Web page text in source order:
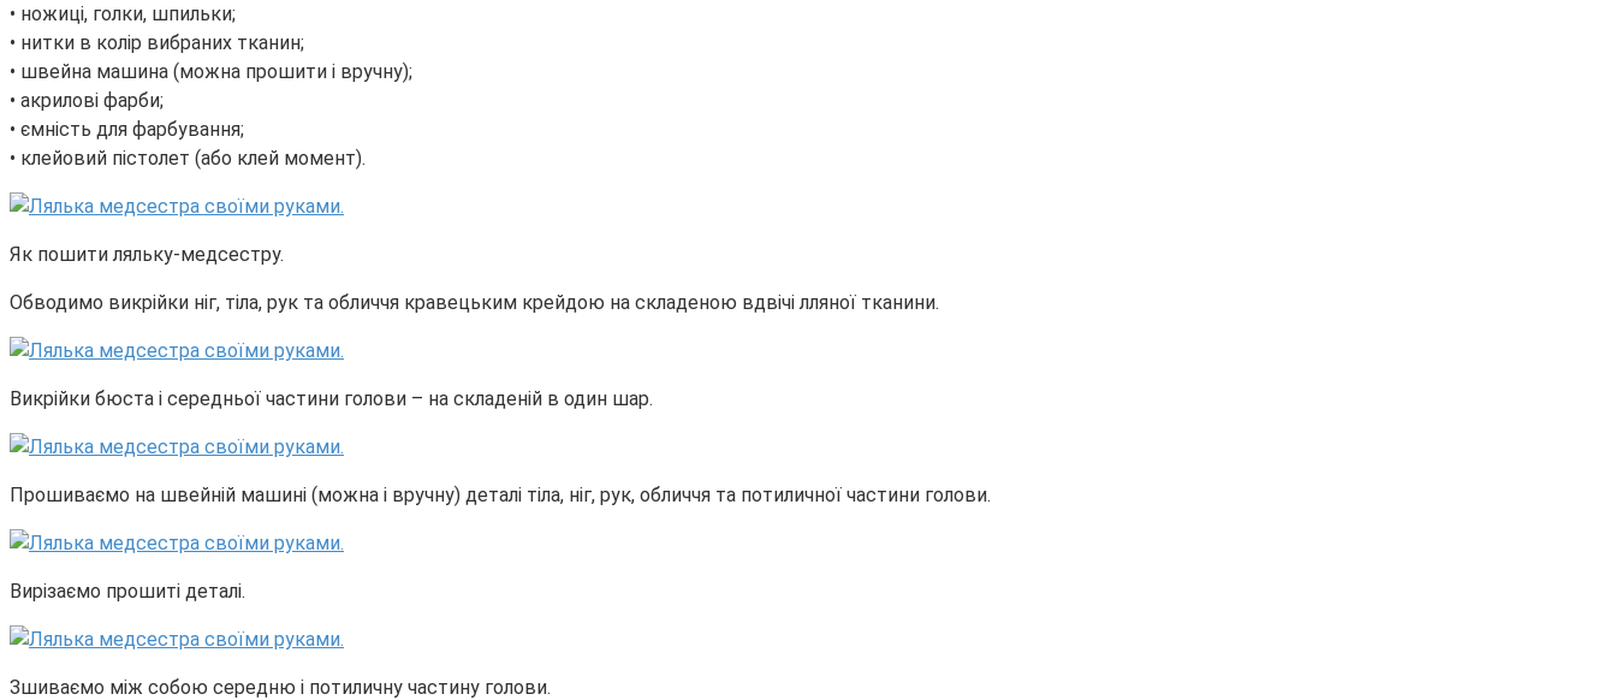
• ножиці, голки, шпильки;
• нитки в колір вибраних тканин;
• швейна машина (можна прошити і вручну);
• акрилові фарби;
• ємність для фарбування;
• клейовий пістолет (або клей момент).
Як пошити ляльку-медсестру.
Обводимо викрійки ніг, тіла, рук та обличчя кравецьким крейдою на складеною вдвічі лляної тканини.
Викрійки бюста і середньої частини голови – на складеній в один шар.
Прошиваємо на швейній машині (можна і вручну) деталі тіла, ніг, рук, обличчя та потиличної частини голови.
Вирізаємо прошиті деталі.
Зшиваємо між собою середню і потиличну частину голови.